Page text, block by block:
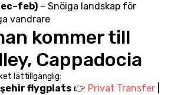
– Snöiga landskap för
vandrare
kommer till
Cappadocia
lättillgänglig:
flygplats 👉 Privat Transfer